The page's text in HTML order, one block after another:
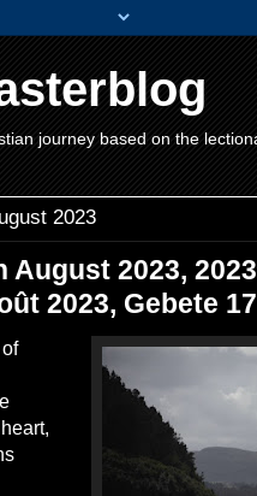
journey based on the
2023
August 2023,
2023, Gebete